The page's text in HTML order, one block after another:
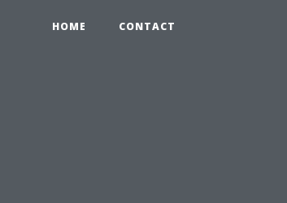
HOME CONTACT